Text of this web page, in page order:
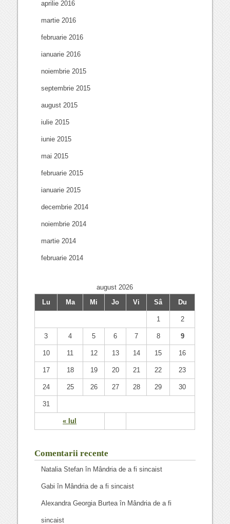
aprilie 2016
martie 2016
februarie 2016
ianuarie 2016
noiembrie 2015
septembrie 2015
august 2015
iulie 2015
iunie 2015
mai 2015
februarie 2015
ianuarie 2015
decembrie 2014
noiembrie 2014
martie 2014
februarie 2014
august 2026
Lu
Ma Mi Jo Vi Sâ Du
« Iul
1 2
3 4 5 6 7 8 9
10 11 12 13 14 15 16
17 18 19 20 21 22 23
24 25 26 27 28 29 30
31
Comentarii recente
Natalia Stefan în Mândria de a fi sincaist
Gabi în Mândria de a fi sincaist
Alexandra Georgia Burteaîn Mândria de a fi
sincaist